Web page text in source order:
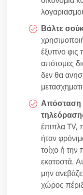
Βάλτε
έξυπνο φις
απότομες
δεν θα
Απόσταση
έπιπλα TV,
ήταν
τοίχο ή την
εκατοστά.
μην
χώρος